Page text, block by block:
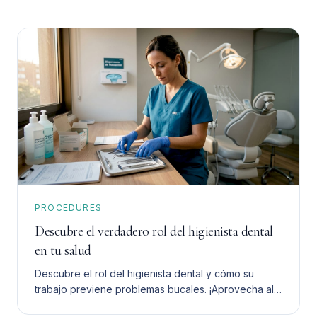
PROCEDURES
Descubre el verdadero rol del higienista dental
en tu salud
Descubre el rol del higienista dental y cómo su
trabajo previene problemas bucales. ¡Aprovecha al